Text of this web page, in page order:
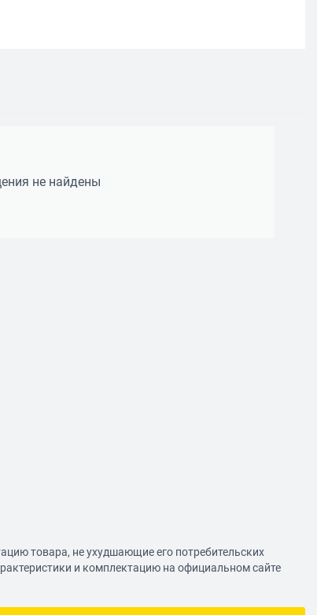
не найдены
товара, не ухудшающие его потребительских
и комплектацию на официальном сайте